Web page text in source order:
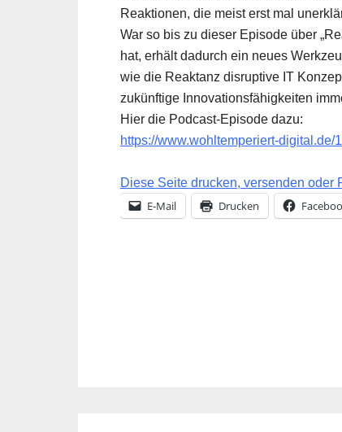
Reaktionen, die meist erst mal
War so bis zu dieser Episode über
hat, erhält dadurch ein neues
wie die Reaktanz disruptive IT
zukünftige Innovationsfähigkeiten
Hier die Podcast-Episode dazu:
https://www.wohltemperiert-
Diese Seite drucken, versenden oder
E-Mail Drucken